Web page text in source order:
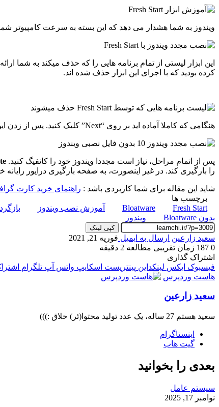
ویندوز به شما هشدار می دهد که این بسته به سرعت کامپیوتر شما ممکن است ۲۰ دقیقه یا بیشتر
این ابزار لیستی از تمام برنامه هایی را که حذف میکند به شما
کرده بودید که با اجرای این ابزار حذف شده اند.
هنگامی که کاملا آماده اید بر روی “Next” کلیک کنید. پس از زدن این دکمه دیگر قادر به کنسل کردن عملیات نصب مجدد ویندوز نیستید پس با دقت این کار را انجام دهید.
پس از اتمام مراحل، نیاز است مجددا ویندوز خود را کانفیگ کنید.
را بارگیری کند. در غیر اینصورت، به صفحه بارگیری درایور
شاید این مقاله برای شما کاربردی باشد : راهنمای خرید کارت
برچسب ها
Bloatware
Fresh Start آموزش نصب ویندوز
بدون Bloatware
ویندوز
کپی لینک
سعید زارعین ارسال به ایمیل فوریه 21, 2021
0
زمان تقریبی مطالعه 2 دقیقه
اشتراک گذاری
فیسبوک ایکس لینکداین پینتریست اسکایپ واتس آپ تلگرام
هاست وردپرس
سعید زارعین
سعید هستم 27 ساله، یک عدد تولید محتوا(ئر) خلاق :)))
اینستاگرام
گیت ‌هاب
بعدی را بخوانید
سیستم عامل
نوامبر 17, 2025